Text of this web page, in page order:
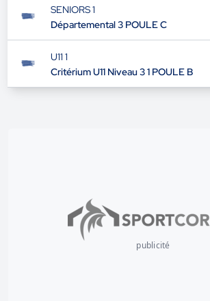
SENIORS 1
Départemental 3 POULE C
U11 1
Critérium U11 Niveau 3 1 POULE B
publicité